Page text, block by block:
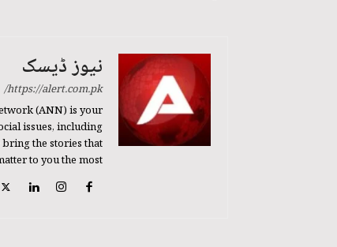
نیوز ڈیسک
https://alert.com.pk/
(ANN) is your
issues, including
the stories that
to you the most."